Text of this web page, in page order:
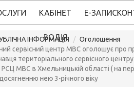
КАБІНЕТ
ВОДІЯ
Е-ЗАПИС
ІНФОРМАЦІЯ
Оголошення
сервісний центр МВС оголошує про
територіального сервісного
МВС в Хмельницькій області ( на
нею 3-річного віку